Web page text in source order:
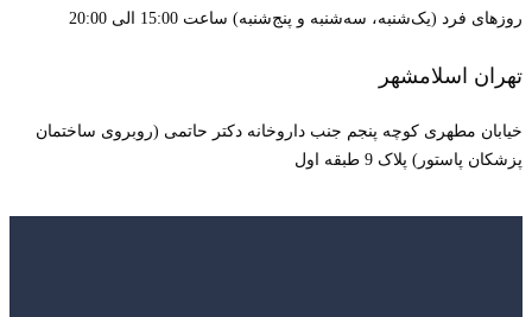
روزهای فرد (یک‌شنبه، سه‌شنبه و پنج‌شنبه) ساعت 15:00 الی 20:00
تهران اسلامشهر
خیابان مطهری کوچه پنجم جنب داروخانه دکتر حاتمی (روبروی ساختمان
پزشکان پاستور) پلاک 9 طبقه اول